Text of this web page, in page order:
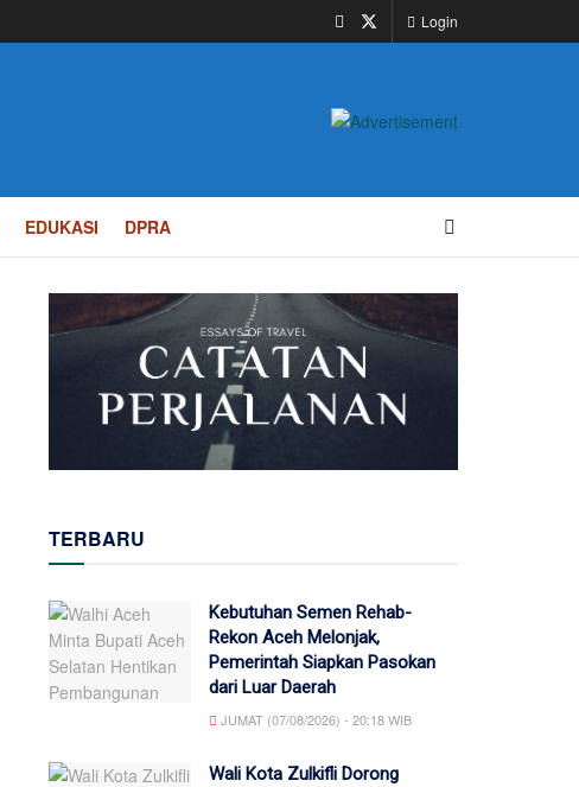
Login
EDUKASI DPRA
TERBARU
Kebutuhan Semen Rehab-
Rekon Aceh Melonjak,
Pemerintah Siapkan Pasokan
dari Luar Daerah
JUMAT (07/08/2026) - 20:18 WIB
Wali Kota Zulkifli Dorong